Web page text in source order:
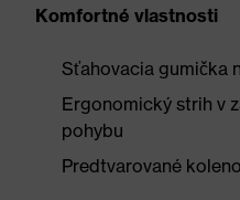
Komfortné vlastnosti
Sťahovacia gumička
Ergonomický strih v
pohybu
Predtvarované